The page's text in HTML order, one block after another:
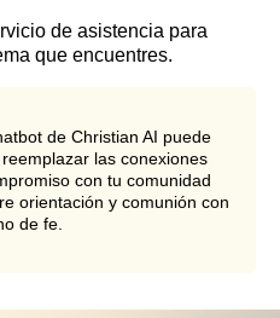
de asistencia para
que encuentres.
de Christian AI puede
las conexiones
con tu comunidad
orientación y comunión con
de fe.